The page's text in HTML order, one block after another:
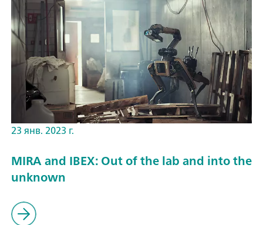
23 янв. 2023 г.
MIRA and IBEX: Out of the lab and into the
unknown